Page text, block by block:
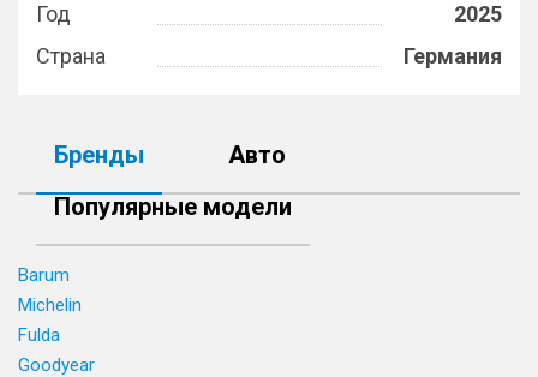
Год
2025
Страна
Германия
Бренды
Авто
Популярные модели
Barum
Michelin
Fulda
Goodyear